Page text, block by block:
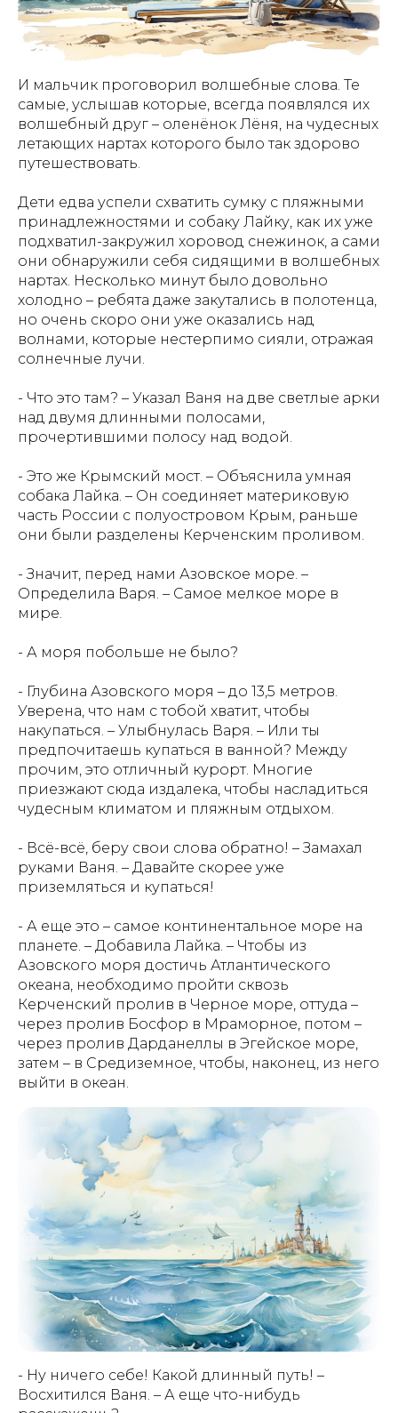
И мальчик проговорил волшебные слова. Те
самые, услышав которые, всегда появлялся их
волшебный друг – оленёнок Лёня, на чудесных
летающих нартах которого было так здорово
путешествовать.
Дети едва успели схватить сумку с пляжными
принадлежностями и собаку Лайку, как их уже
подхватил-закружил хоровод снежинок, а сами
они обнаружили себя сидящими в волшебных
нартах. Несколько минут было довольно
холодно – ребята даже закутались в полотенца,
но очень скоро они уже оказались над
волнами, которые нестерпимо сияли, отражая
солнечные лучи.
- Что это там? – Указал Ваня на две светлые арки
над двумя длинными полосами,
прочертившими полосу над водой.
- Это же Крымский мост. – Объяснила умная
собака Лайка. – Он соединяет материковую
часть России с полуостровом Крым, раньше
они были разделены Керченским проливом.
- Значит, перед нами Азовское море. –
Определила Варя. – Самое мелкое море в
мире.
- А моря побольше не было?
- Глубина Азовского моря – до 13,5 метров.
Уверена, что нам с тобой хватит, чтобы
накупаться. – Улыбнулась Варя. – Или ты
предпочитаешь купаться в ванной? Между
прочим, это отличный курорт. Многие
приезжают сюда издалека, чтобы насладиться
чудесным климатом и пляжным отдыхом.
- Всё-всё, беру свои слова обратно! – Замахал
руками Ваня. – Давайте скорее уже
приземляться и купаться!
- А еще это – самое континентальное море на
планете. – Добавила Лайка. – Чтобы из
Азовского моря достичь Атлантического
океана, необходимо пройти сквозь
Керченский пролив в Черное море, оттуда –
через пролив Босфор в Мраморное, потом –
через пролив Дарданеллы в Эгейское море,
затем – в Средиземное, чтобы, наконец, из него
выйти в океан.
- Ну ничего себе! Какой длинный путь! –
Восхитился Ваня. – А еще что-нибудь